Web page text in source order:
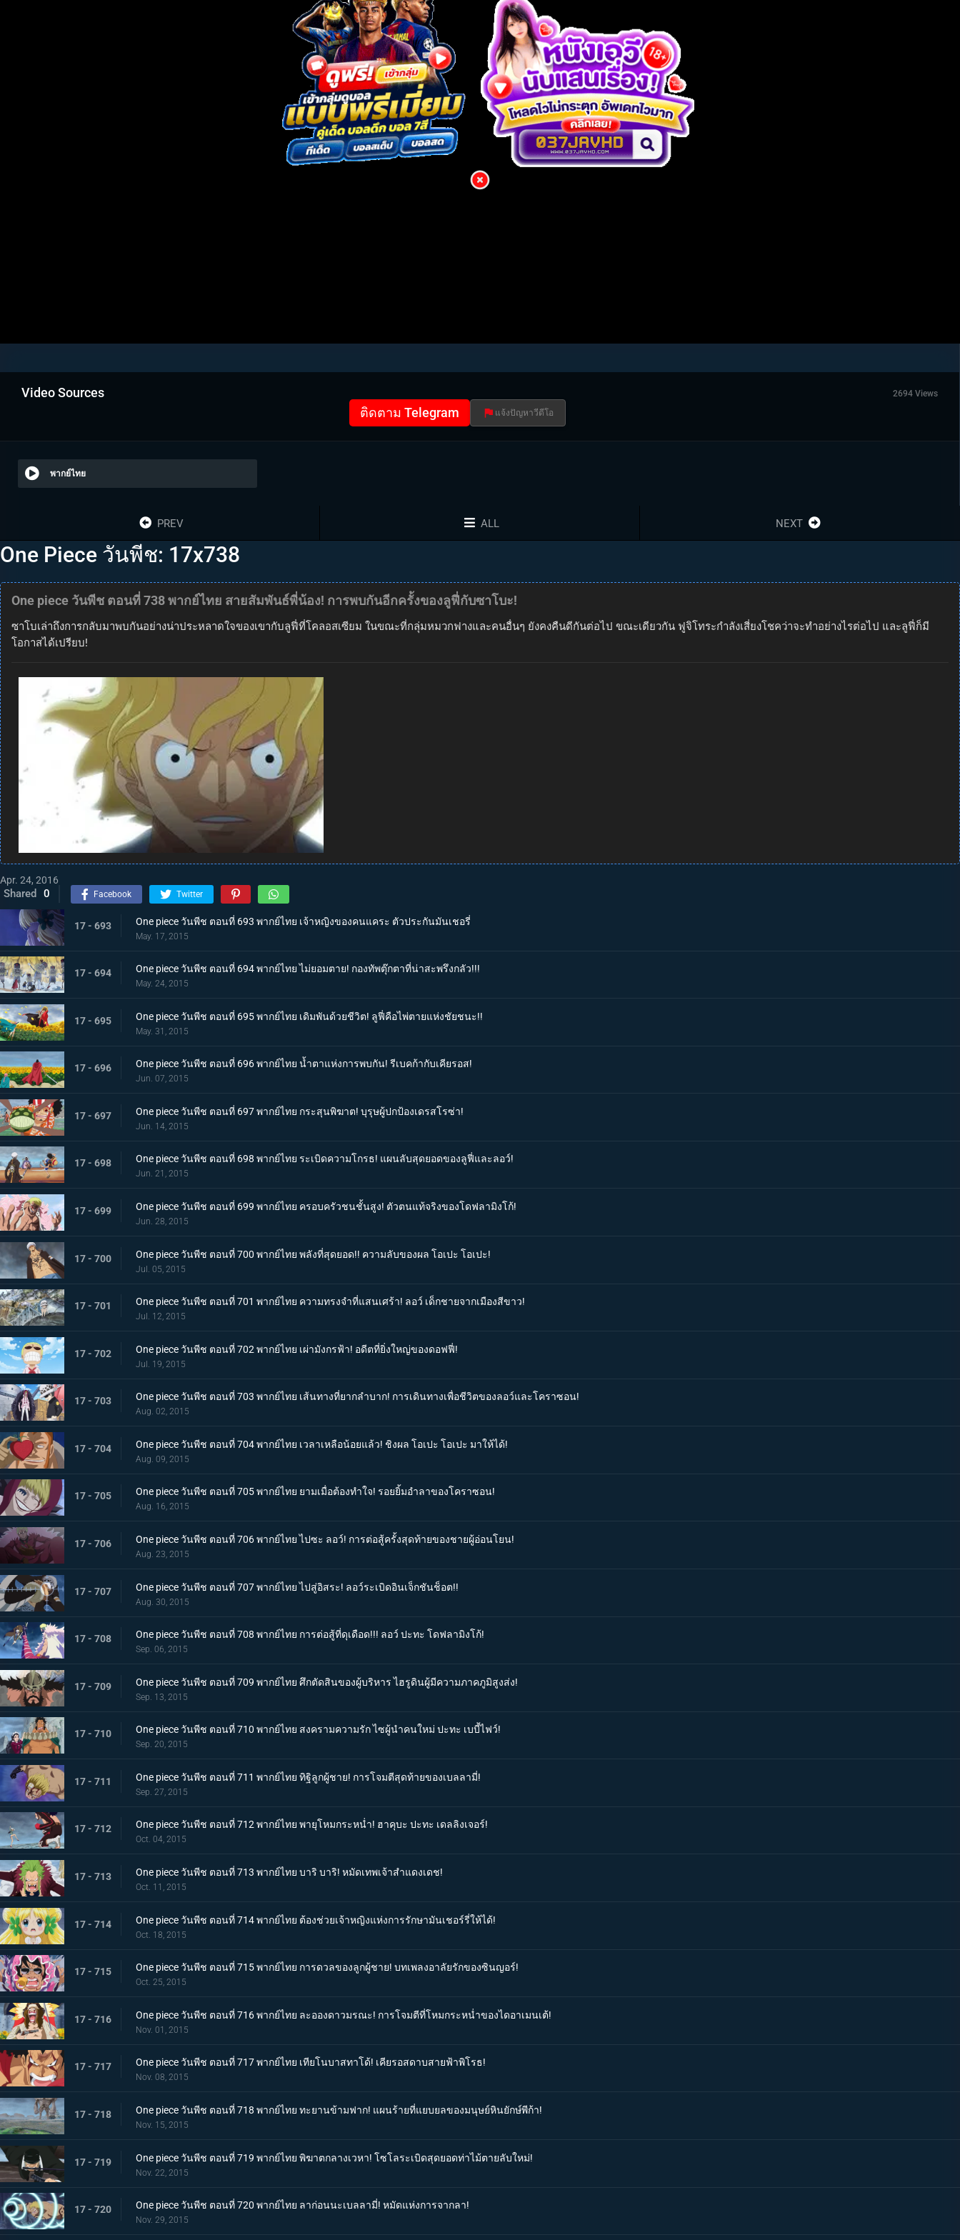
Video Sources 2694 Views
ติดตาม Telegram แจ้งปัญหาวีดีโอ
พากย์ไทย
PREV ALL NEXT
One Piece วันพีช: 17x738
One piece วันพีช ตอนที่ 738 พากย์ไทย สายสัมพันธ์พี่น้อง! การพบกันอีกครั้งของลูฟี่กับซาโบะ!
ซาโบเล่าถึงการกลับมาพบกันอย่างน่าประหลาดใจของเขากับลูฟี่ที่โคลอสเซียม ในขณะที่กลุ่มหมวกฟางและคนอื่นๆ ยังคงคืนดีกันต่อไป ขณะเดียวกัน ฟูจิโทระกำลังเสี่ยงโชคว่าจะทำอย่างไรต่อไป และลูฟี่ก็มี
โอกาสได้เปรียบ!
Apr. 24, 2016
Shared 0 Facebook Twitter
17 - 693 One piece วันพีช ตอนที่ 693 พากย์ไทย เจ้าหญิงของคนแคระ ตัวประกันมันเชอรี่
May. 17, 2015
17 - 694 One piece วันพีช ตอนที่ 694 พากย์ไทย ไม่ยอมตาย! กองทัพตุ๊กตาที่น่าสะพรึงกลัว!!!
May. 24, 2015
17 - 695 One piece วันพีช ตอนที่ 695 พากย์ไทย เดิมพันด้วยชีวิต! ลูฟี่คือไพ่ตายแห่งชัยชนะ!!
May. 31, 2015
17 - 696 One piece วันพีช ตอนที่ 696 พากย์ไทย น้ำตาแห่งการพบกัน! รีเบคก้ากับเคียรอส!
Jun. 07, 2015
17 - 697 One piece วันพีช ตอนที่ 697 พากย์ไทย กระสุนพิฆาต! บุรุษผู้ปกป้องเดรสโรซ่า!
Jun. 14, 2015
17 - 698 One piece วันพีช ตอนที่ 698 พากย์ไทย ระเบิดความโกรธ! แผนลับสุดยอดของลูฟี่และลอว์!
Jun. 21, 2015
17 - 699 One piece วันพีช ตอนที่ 699 พากย์ไทย ครอบครัวชนชั้นสูง! ตัวตนแท้จริงของโดฟลามิงโก้!
Jun. 28, 2015
17 - 700 One piece วันพีช ตอนที่ 700 พากย์ไทย พลังที่สุดยอด!! ความลับของผล โอเปะ โอเปะ!
Jul. 05, 2015
17 - 701 One piece วันพีช ตอนที่ 701 พากย์ไทย ความทรงจำที่แสนเศร้า! ลอว์ เด็กชายจากเมืองสีขาว!
Jul. 12, 2015
17 - 702 One piece วันพีช ตอนที่ 702 พากย์ไทย เผ่ามังกรฟ้า! อดีตที่ยิ่งใหญ่ของดอฟฟี่!
Jul. 19, 2015
17 - 703 One piece วันพีช ตอนที่ 703 พากย์ไทย เส้นทางที่ยากลำบาก! การเดินทางเพื่อชีวิตของลอว์และโคราซอน!
Aug. 02, 2015
17 - 704 One piece วันพีช ตอนที่ 704 พากย์ไทย เวลาเหลือน้อยแล้ว! ชิงผล โอเปะ โอเปะ มาให้ได้!
Aug. 09, 2015
17 - 705 One piece วันพีช ตอนที่ 705 พากย์ไทย ยามเมื่อต้องทำใจ! รอยยิ้มอำลาของโคราซอน!
Aug. 16, 2015
17 - 706 One piece วันพีช ตอนที่ 706 พากย์ไทย ไปซะ ลอว์! การต่อสู้ครั้งสุดท้ายของชายผู้อ่อนโยน!
Aug. 23, 2015
17 - 707 One piece วันพีช ตอนที่ 707 พากย์ไทย ไปสู่อิสระ! ลอว์ระเบิดอินเจ็กชันช็อต!!
Aug. 30, 2015
17 - 708 One piece วันพีช ตอนที่ 708 พากย์ไทย การต่อสู้ที่ดุเดือด!!! ลอว์ ปะทะ โดฟลามิงโก้!
Sep. 06, 2015
17 - 709 One piece วันพีช ตอนที่ 709 พากย์ไทย ศึกตัดสินของผู้บริหาร ไฮรูดินผู้มีความภาคภูมิสูงส่ง!
Sep. 13, 2015
17 - 710 One piece วันพีช ตอนที่ 710 พากย์ไทย สงครามความรัก ไซผู้นำคนใหม่ ปะทะ เบบี้ไฟว์!
Sep. 20, 2015
17 - 711 One piece วันพีช ตอนที่ 711 พากย์ไทย ทิฐิลูกผู้ชาย! การโจมตีสุดท้ายของเบลลามี่!
Sep. 27, 2015
17 - 712 One piece วันพีช ตอนที่ 712 พากย์ไทย พายุโหมกระหน่ำ! ฮาคุบะ ปะทะ เดลลิงเจอร์!
Oct. 04, 2015
17 - 713 One piece วันพีช ตอนที่ 713 พากย์ไทย บาริ บาริ! หมัดเทพเจ้าสำแดงเดช!
Oct. 11, 2015
17 - 714 One piece วันพีช ตอนที่ 714 พากย์ไทย ต้องช่วยเจ้าหญิงแห่งการรักษามันเชอร์รี่ให้ได้!
Oct. 18, 2015
17 - 715 One piece วันพีช ตอนที่ 715 พากย์ไทย การดวลของลูกผู้ชาย! บทเพลงอาลัยรักของซินญอร์!
Oct. 25, 2015
17 - 716 One piece วันพีช ตอนที่ 716 พากย์ไทย ละอองดาวมรณะ! การโจมตีที่โหมกระหน่ำของไดอาเมนเต้!
Nov. 01, 2015
17 - 717 One piece วันพีช ตอนที่ 717 พากย์ไทย เทียโนบาสทาโด้! เคียรอสดาบสายฟ้าพิโรธ!
Nov. 08, 2015
17 - 718 One piece วันพีช ตอนที่ 718 พากย์ไทย ทะยานข้ามฟาก! แผนร้ายที่แยบยลของมนุษย์หินยักษ์พีก้า!
Nov. 15, 2015
17 - 719 One piece วันพีช ตอนที่ 719 พากย์ไทย พิฆาตกลางเวหา! โซโลระเบิดสุดยอดท่าไม้ตายลับใหม่!
Nov. 22, 2015
17 - 720 One piece วันพีช ตอนที่ 720 พากย์ไทย ลาก่อนนะเบลลามี่! หมัดแห่งการจากลา!
Nov. 29, 2015